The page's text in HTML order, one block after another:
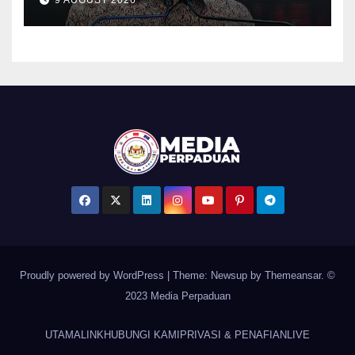
Proudly powered by WordPress Theme: Newsup by Themeansar. ©
2023 Media Perpaduan
UTAMA LINK HUBUNGI KAMI PRIVASI & PENAFIAN LIVE